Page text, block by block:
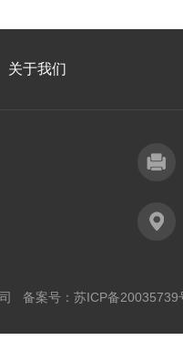
关于我们
备案号： 苏ICP备20035739